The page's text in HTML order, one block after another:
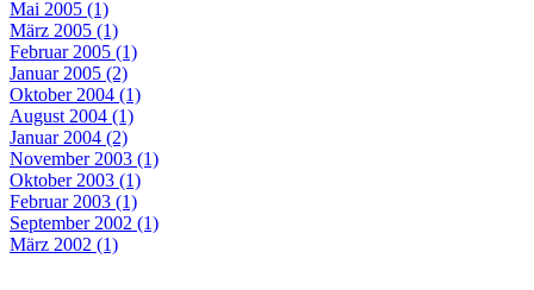
Mai 2005 (1)
März 2005 (1)
Februar 2005 (1)
Januar 2005 (2)
Oktober 2004 (1)
August 2004 (1)
Januar 2004 (2)
November 2003 (1)
Oktober 2003 (1)
Februar 2003 (1)
September 2002 (1)
März 2002 (1)